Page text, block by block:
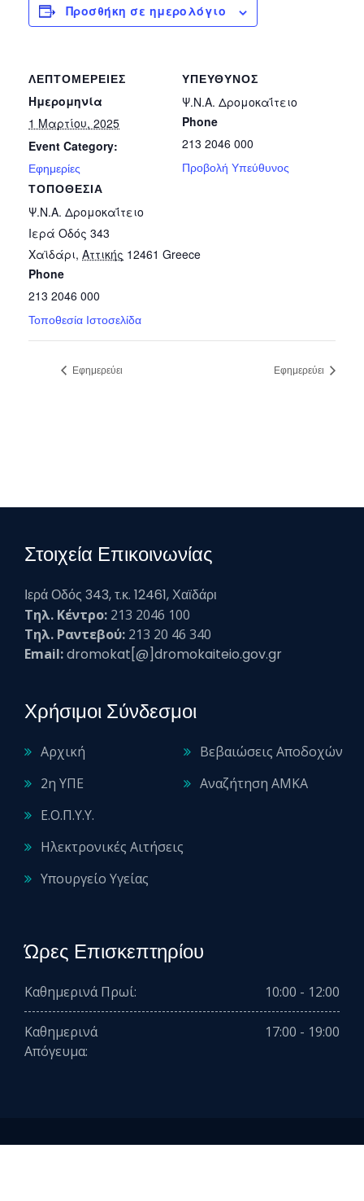
Προσθήκη σε ημερολόγιο
ΛΕΠΤΟΜΈΡΕΙΕΣ
Ημερομηνία
1 Μαρτίου, 2025
Event Category:
Εφημερίες
ΤΟΠΟΘΕΣΊΑ
Ψ.Ν.Α. Δρομοκαΐτειο
Ιερά Οδός 343
Χαϊδάρι, Αττικής 12461 Greece
Phone
213 2046 000
Τοποθεσία Ιστοσελίδα
ΥΠΕΎΘΥΝΟΣ
Ψ.Ν.Α. Δρομοκαΐτειο
Phone
213 2046 000
Προβολή Υπεύθυνος
Εφημερεύει Εφημερεύει
Στοιχεία Επικοινωνίας
Ιερά Οδός 343, τ.κ. 12461, Χαϊδάρι
Τηλ. Κέντρο: 213 2046 100
Τηλ. Ραντεβού: 213 20 46 340
Email:dromokat[@]dromokaiteio.gov.gr
Χρήσιμοι Σύνδεσμοι
Αρχική
2η ΥΠΕ
Ε.Ο.Π.Υ.Υ.
Ηλεκτρονικές Αιτήσεις
Υπουργείο Υγείας
Βεβαιώσεις Αποδοχών
Αναζήτηση ΑΜΚΑ
Ώρες Επισκεπτηρίου
Καθημερινά Πρωί: 10:00 - 12:00
Καθημερινά
Απόγευμα:
17:00 - 19:00